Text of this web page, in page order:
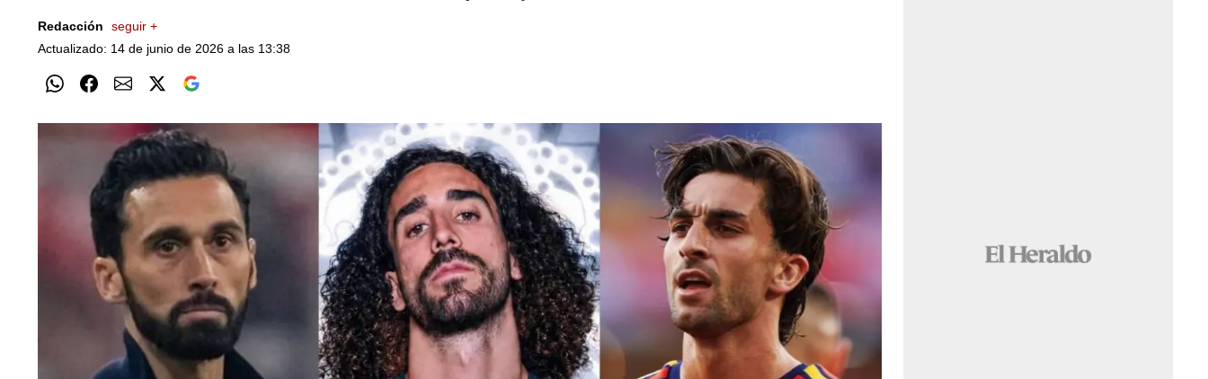
Redacción
seguir +
Actualizado: 14 de junio de 2026 a las 13:38